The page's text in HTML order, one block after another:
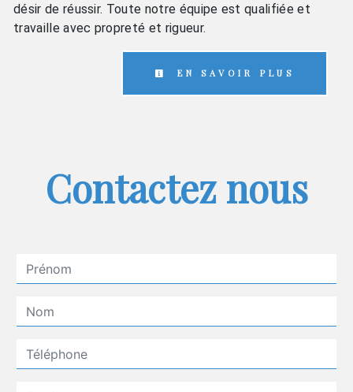
désir de réussir. Toute notre équipe est qualifiée et
travaille avec propreté et rigueur.
EN SAVOIR PLUS
Contactez nous